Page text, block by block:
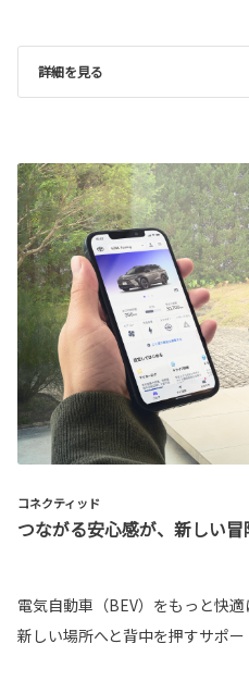
詳細を見る
コネクティッド
つながる安心感が、新しい冒
電気自動車（BEV）をもっと快適
新しい場所へと背中を押すサポー